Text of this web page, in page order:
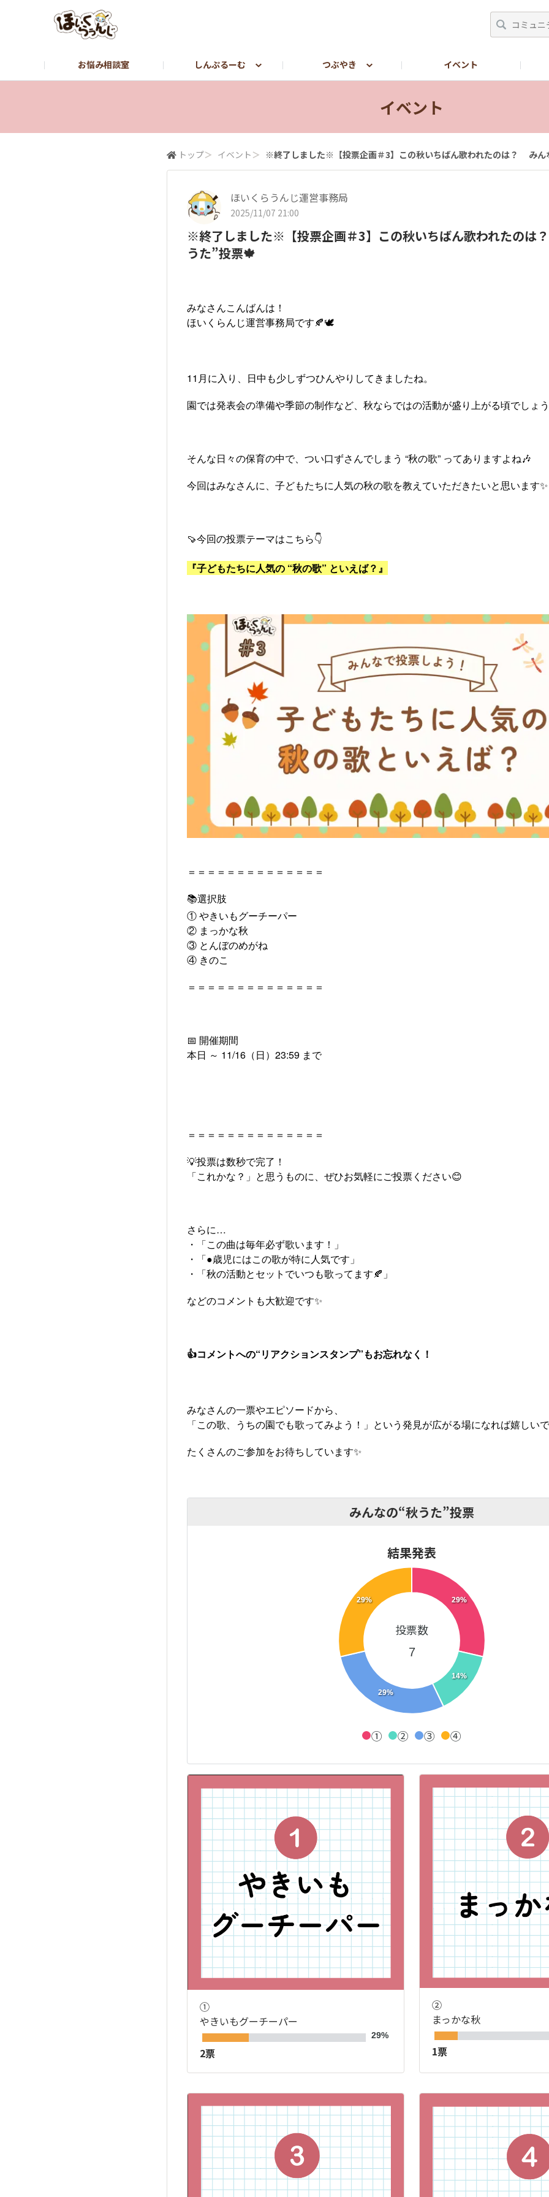
お悩み相談室 しんぷるーむ つぶやき イベント
イベント
トップ＞ イベント ＞ ※終了しました※【投票企画＃3】この秋いちばん歌われたのは？ みん
ほいくらうんじ運営事務局
2025/11/07 21:00
※終了しました※【投票企画＃3】この秋いちばん歌われたの
うた”投票🍁
みなさんこんばんは！
ほいくらんじ運営事務局です🍂🕊️
11月に入り、日中も少しずつひんやりしてきましたね。
園では発表会の準備や季節の制作など、秋ならではの活動が盛り上がる頃でしょ
そんな日々の保育の中で、つい口ずさんでしまう “秋の歌” ってありますよね🎶
今回はみなさんに、子どもたちに人気の秋の歌を教えていただきたいと思います✨
🍠今回の投票テーマはこちら👇
『子どもたちに人気の “秋の歌” といえば？』
＝＝＝＝＝＝＝＝＝＝＝＝＝＝
📚選択肢
① やきいもグーチーパー
② まっかな秋
③ とんぼのめがね
④ きのこ
＝＝＝＝＝＝＝＝＝＝＝＝＝＝
📅 開催期間
本日 ～ 11/16（日）23:59 まで
＝＝＝＝＝＝＝＝＝＝＝＝＝＝
💡投票は数秒で完了！
「これかな？」と思うものに、ぜひお気軽にご投票ください😊
さらに…
・「この曲は毎年必ず歌います！」
・「●歳児にはこの歌が特に人気です」
・「秋の活動とセットでいつも歌ってます🍂」
などのコメントも大歓迎です✨
👍コメントへの“リアクションスタンプ”もお忘れなく！
みなさんの一票やエピソードから、
「この歌、うちの園でも歌ってみよう！」という発見が広がる場になれば嬉しい
たくさんのご参加をお待ちしています✨
みんなの“秋うた”投票
結果発表
29%
14%
29%
29%
投票数
7
① ② ③ ④
①
やきいもグーチーパー
29%
2票
②
まっかな秋
1票